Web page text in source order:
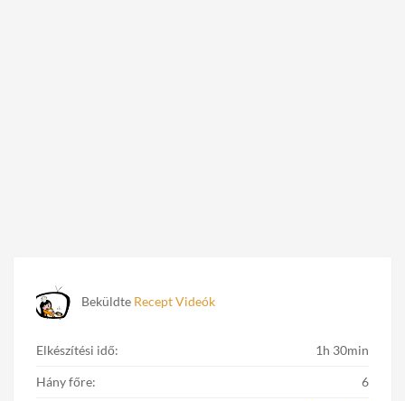
Beküldte Recept Videók
Elkészítési idő: 1h 30min
Hány főre: 6